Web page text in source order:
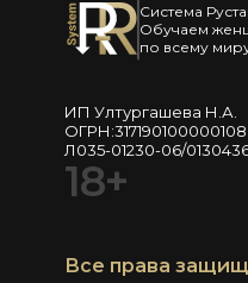
Все права
ИП Ултургашева Н.А.
ОГРН:317190100000108
Л035-01230-06/
18+
Система
Обучаем
по всему миру